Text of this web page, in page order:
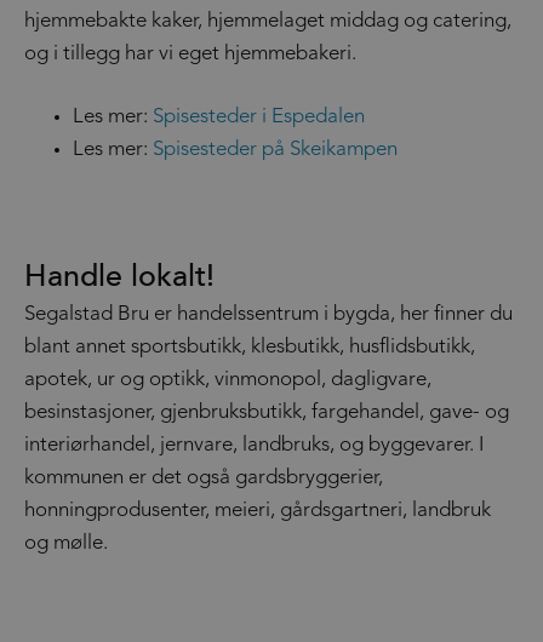
hjemmebakte kaker, hjemmelaget middag og catering,
og i tillegg har vi eget hjemmebakeri.
Les mer: Spisesteder i Espedalen
Les mer: Spisesteder på Skeikampen
Handle lokalt!
Segalstad Bru er handelssentrum i bygda, her finner du
blant annet sportsbutikk, klesbutikk, husflidsbutikk,
apotek, ur og optikk, vinmonopol, dagligvare,
besinstasjoner, gjenbruksbutikk, fargehandel, gave- og
interiørhandel, jernvare, landbruks, og byggevarer. I
kommunen er det også gardsbryggerier,
honningprodusenter, meieri, gårdsgartneri, landbruk
og mølle.